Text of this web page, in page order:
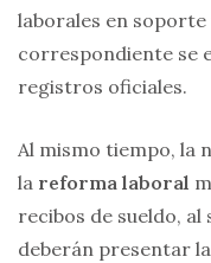
laborales en
correspondiente se
registros oficiales.
Al mismo tiempo, la
la reforma laboral
recibos de sueldo,
deberán presentar